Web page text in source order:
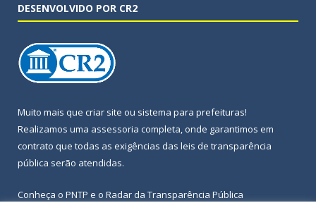
DESENVOLVIDO POR CR2
Muito mais que criar site ou sistema para prefeituras!
Realizamos uma assessoria completa, onde garantimos em
contrato que todas as exigências das leis de transparência
pública serão atendidas.
Conheça o PNTP e o Radar da Transparência Pública